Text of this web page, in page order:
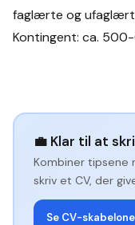
faglærte og
Kontingent: ca.
💼Klar til at
Kombiner tipsene
skriv et CV, der
Se CV-